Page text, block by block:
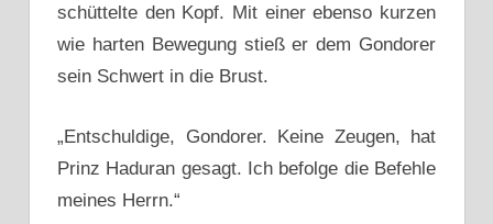
schüttelte den Kopf. Mit einer ebenso kurzen
wie harten Bewegung stieß er dem Gondorer
sein Schwert in die Brust.
„Entschuldige, Gondorer. Keine Zeugen, hat
Prinz Haduran gesagt. Ich befolge die Befehle
meines Herrn.“